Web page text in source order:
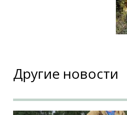
Другие новости